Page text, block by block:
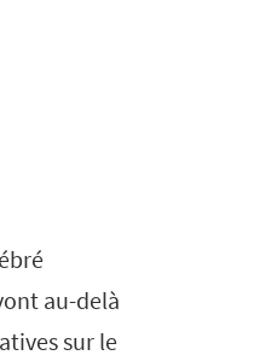
au-delà
sur le